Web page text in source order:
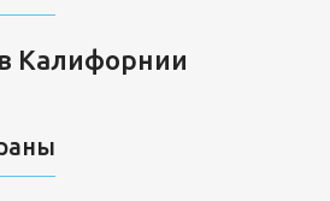
Калифорнии